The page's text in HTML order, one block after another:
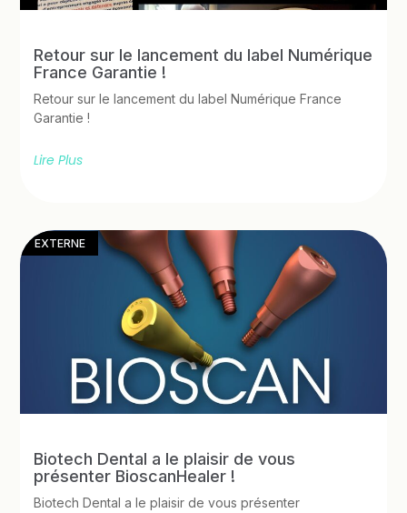
Retour sur le lancement du label Numérique
France Garantie !
Retour sur le lancement du label Numérique France
Garantie !
Lire Plus
EXTERNE
Biotech Dental a le plaisir de vous
présenter BioscanHealer !
Biotech Dental a le plaisir de vous présenter